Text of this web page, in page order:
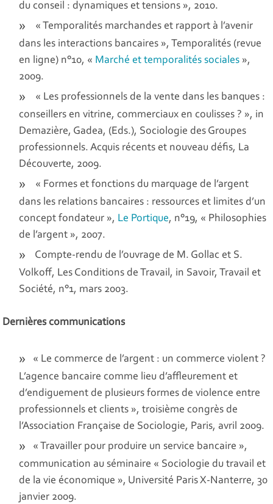
du conseil : dynamiques et tensions », 2010.
« Temporalités marchandes et rapport à l’avenir
dans les interactions bancaires »,Temporalités (revue
en ligne) n°10, « Marché et temporalités sociales »,
2009.
« Les professionnels de la vente dans les banques :
conseillers en vitrine, commerciaux en coulisses ? », in
Demazière, Gadea, (Eds.), Sociologie des Groupes
professionnels. Acquis récents et nouveau défis, La
Découverte, 2009.
« Formes et fonctions du marquage de l’argent
dans les relations bancaires : ressources et limites d’un
concept fondateur », Le Portique, n°19, « Philosophies
de l’argent », 2007.
Compte-rendu de l’ouvrage de M. Gollac et S.
Volkoff, Les Conditions de Travail, in Savoir, Travail et
Société, n°1, mars 2003.
Dernières communications
« Le commerce de l’argent : un commerce violent ?
L’agence bancaire comme lieu d’affleurement et
d’endiguement de plusieurs formes de violence entre
professionnels et clients », troisième congrès de
l’Association Française de Sociologie, Paris, avril 2009.
« Travailler pour produire un service bancaire »,
communication au séminaire « Sociologie du travail et
de la vie économique », Université Paris X-Nanterre, 30
janvier 2009.